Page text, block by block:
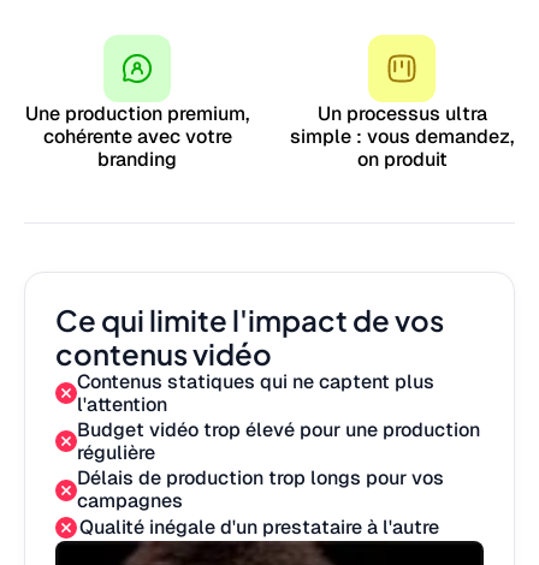
Une production premium,
cohérente avec votre
branding
Un processus ultra
simple : vous demandez,
on produit
Ce qui limite l'impact de vos
contenus vidéo
Contenus statiques qui ne captent plus
l'attention
Budget vidéo trop élevé pour une production
régulière
Délais de production trop longs pour vos
campagnes
Qualité inégale d'un prestataire à l'autre